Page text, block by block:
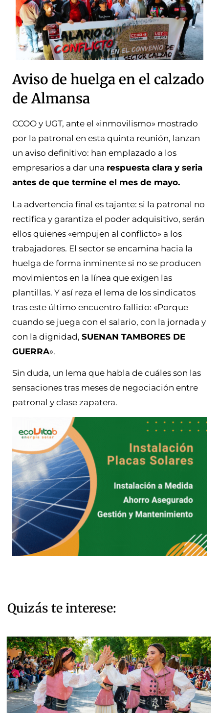
Aviso de huelga en el calzado
de Almansa
CCOO y UGT, ante el «inmovilismo» mostrado
por la patronal en esta quinta reunión, lanzan
un aviso definitivo: han emplazado a los
empresarios a dar una respuesta clara y seria
antes de que termine el mes de mayo.
La advertencia final es tajante: si la patronal no
rectifica y garantiza el poder adquisitivo, serán
ellos quienes «empujen al conflicto» a los
trabajadores. El sector se encamina hacia la
huelga de forma inminente si no se producen
movimientos en la línea que exigen las
plantillas. Y así reza el lema de los sindicatos
tras este último encuentro fallido: «Porque
cuando se juega con el salario, con la jornada y
con la dignidad, SUENAN TAMBORES DE
GUERRA».
Sin duda, un lema que habla de cuáles son las
sensaciones tras meses de negociación entre
patronal y clase zapatera.
Quizás te interese: